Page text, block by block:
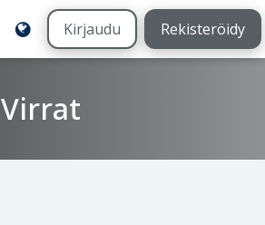
Kirjaudu Rekisteröidy
Virrat